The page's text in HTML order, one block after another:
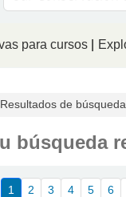
para cursos
Resultados de
búsqueda
1 2 3 4 5 6